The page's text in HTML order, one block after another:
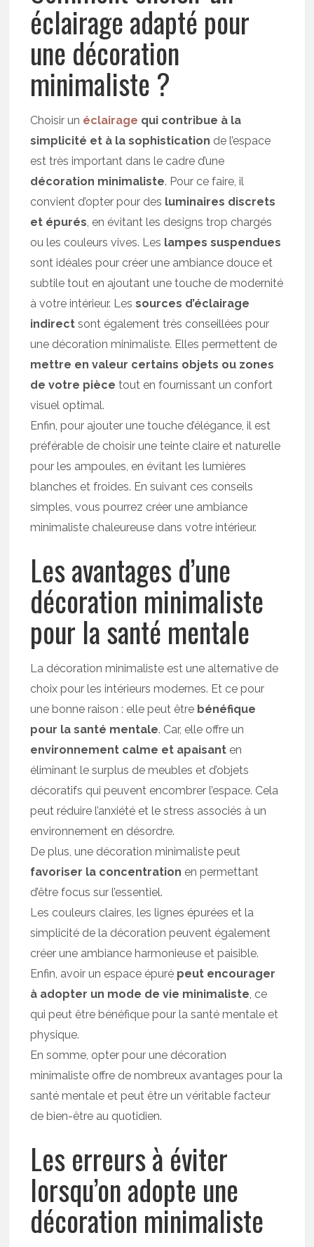
éclairage adapté pour
une décoration
minimaliste ?
Choisir un éclairage qui contribue à la
simplicité et à la sophistication de l’espace
est très important dans le cadre d’une
décoration minimaliste. Pour ce faire, il
convient d’opter pour des luminaires discrets
et épurés , en évitant les designs trop chargés
ou les couleurs vives. Les lampes suspendues
sont idéales pour créer une ambiance douce et
subtile tout en ajoutant une touche de modernité
à votre intérieur. Lessources d’éclairage
indirect sont également très conseillées pour
une décoration minimaliste. Elles permettent de
mettre en valeur certains objets ou zones
de votre pièce tout en fournissant un confort
visuel optimal.
Enfin, pour ajouter une touche d’élégance, il est
préférable de choisir une teinte claire et naturelle
pour les ampoules, en évitant les lumières
blanches et froides. En suivant ces conseils
simples, vous pourrez créer une ambiance
minimaliste chaleureuse dans votre intérieur.
Les avantages d’une
décoration minimaliste
pour la santé mentale
La décoration minimaliste est une alternative de
choix pour les intérieurs modernes. Et ce pour
une bonne raison : elle peut être bénéfique
pour la santé mentale. Car, elle offre un
environnement calme et apaisant en
éliminant le surplus de meubles et d’objets
décoratifs qui peuvent encombrer l’espace. Cela
peut réduire l’anxiété et le stress associés à un
environnement en désordre.
De plus, une décoration minimaliste peut
favoriser la concentration en permettant
d’être focus sur l’essentiel.
Les couleurs claires, les lignes épurées et la
simplicité de la décoration peuvent également
créer une ambiance harmonieuse et paisible.
Enfin, avoir un espace épuré peut encourager
à adopter un mode de vie minimaliste , ce
qui peut être bénéfique pour la santé mentale et
physique.
En somme, opter pour une décoration
minimaliste offre de nombreux avantages pour la
santé mentale et peut être un véritable facteur
de bien-être au quotidien.
Les erreurs à éviter
lorsqu’on adopte une
décoration minimaliste